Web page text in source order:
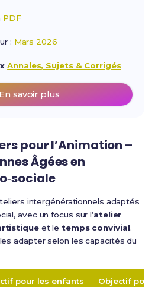
PDF
: Mars 2026
Annales, Sujets & Corrigés
En savoir plus
pour l’Animation –
Âgées en
intergénérationnels adaptés
avec un focus sur l’atelier
et letemps convivial.
adapter selon les capacités du
pour les enfants Objectif